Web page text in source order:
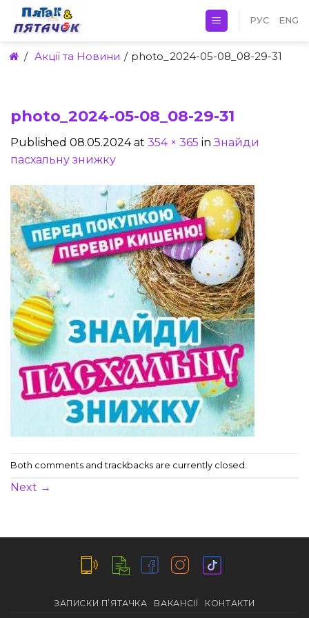
Skip
РУС ENG
/ Акції та Новини / photo_2024-05-08_08-29-31
photo_2024-05-08_08-29-31
Published 08.05.2024at 354 × 365 inЗнайди
пасхальну знижку
Both comments and trackbacks are currently closed.
Next →
ЗАПИСКИ П’ЯТАЧКА ВАКАНСІЇ КОНТАКТИ